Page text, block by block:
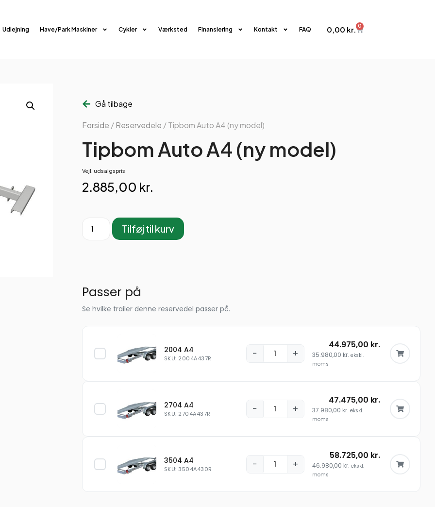
Udlejning Have/Park Maskiner Cykler Værksted Finansiering Kontakt FAQ 0,00 kr. 0
Gå tilbage
Forside /Reservedele / Tipbom Auto A4 (ny model)
Tipbom Auto A4 (ny model)
Vejl. udsalgspris
2.885,00 kr.
Tilføj til kurv
Passer på
Se hvilke trailer denne reservedel passer på.
2004 A4
SKU: 2004A437R − +
44.975,00 kr.
35.980,00 kr. ekskl.
moms
2704 A4
SKU: 2704A437R − +
47.475,00 kr.
37.980,00 kr. ekskl.
moms
3504 A4
SKU: 3504A430R − +
58.725,00 kr.
46.980,00 kr. ekskl.
moms